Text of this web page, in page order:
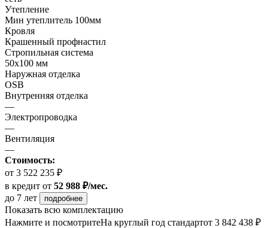
Утепление
Мин утеплитель 100мм
Кровля
Крашенный профнастил
Стропильная система
50х100 мм
Наружная отделка
OSB
Внутренняя отделка
—
Электропроводка
—
Вентиляция
—
Стоимость:
от 3 522 235 ₽
в кредит от 52 988 ₽/мес.
до 7 лет
подробнее
Показать всю комплектацию
Нажмите и посмотритеНа круглый год стандартот 3 842 438 ₽